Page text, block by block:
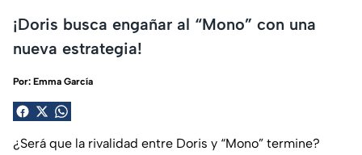
¡Doris busca engañar al “Mono” con una
nueva estrategia!
Por: Emma García
¿Será que la rivalidad entre Doris y “Mono” termine?